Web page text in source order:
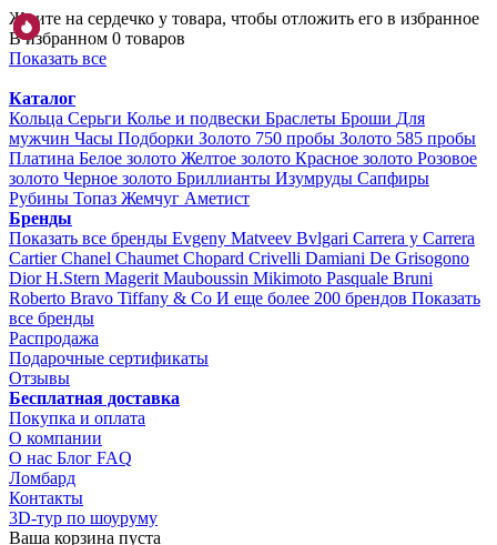
Жмите на сердечко у товара, чтобы отложить его в избранное
В избранном 0 товаров
Показать все
Каталог
Кольца Серьги Колье и подвески Браслеты Броши Для
мужчин Часы Подборки Золото 750 пробы Золото 585 пробы
Платина Белое золото Желтое золото Красное золото Розовое
золото Черное золото Бриллианты Изумруды Сапфиры
Рубины Топаз Жемчуг Аметист
Бренды
Показать все бренды Evgeny Matveev Bvlgari Carrera y Carrera
CartierChanel Chaumet Chopard Crivelli Damiani De Grisogono
DiorH.Stern Magerit Mauboussin Mikimoto Pasquale Bruni
Roberto Bravo Tiffany & Co И еще более 200 брендов Показать
все бренды
Распродажа
Подарочные сертификаты
Отзывы
Бесплатная доставка
Покупка и оплата
О компании
О нас Блог FAQ
Ломбард
Контакты
3D-тур по шоуруму
Ваша корзина пуста